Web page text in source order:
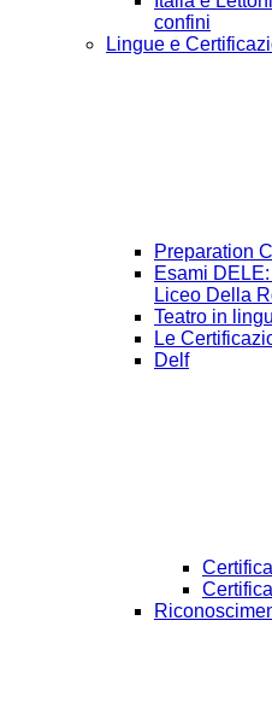
confini
Lingue e
Preparation
Esami
Liceo Della
Teatro in
Le
Delf